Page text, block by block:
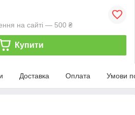
на сайті — 500 ₴
Купити
Доставка Оплата Умови